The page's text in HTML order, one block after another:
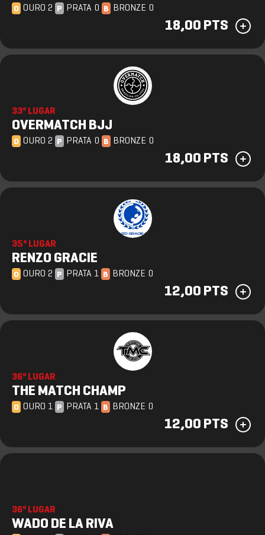
O OURO 2 P PRATA 0 B BRONZE 0
18,00 PTS
33º LUGAR
OVERMATCH BJJ
O OURO 2 P PRATA 0 B BRONZE 0
18,00 PTS
35º LUGAR
RENZO GRACIE
O OURO 2 P PRATA 1 B BRONZE 0
12,00 PTS
36º LUGAR
THE MATCH CHAMP
O OURO 1 P PRATA 1 B BRONZE 0
12,00 PTS
36º LUGAR
WADO DE LA RIVA